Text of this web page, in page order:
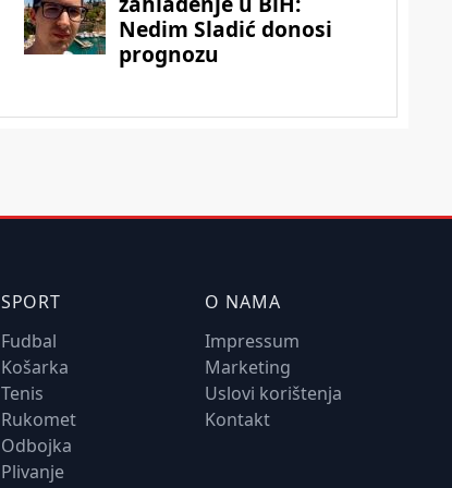
SPORT
Fudbal
Košarka
Tenis
Rukomet
Odbojka
Plivanje
O NAMA
Impressum
Marketing
Uslovi korištenja
Kontakt